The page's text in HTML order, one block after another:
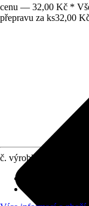
cenu — 32,00 Kč *
přepravu za ks32,00
č. výrobku